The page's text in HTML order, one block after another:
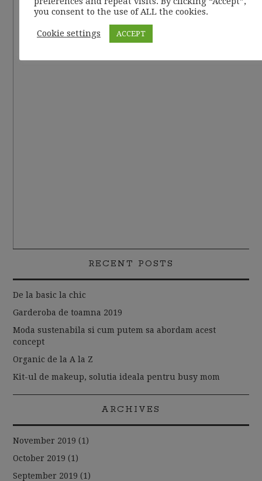
RECENT POSTS
De la basic la chic
Garderoba de toamna 2019
Moda sustenabila si cum putem sa abordam acest
concept
Organic de la A la Z
Kit-ul de makeup, solutia ideala pentru busy mom
ARCHIVES
November 2019 (1)
October 2019 (1)
September 2019 (1)
you consent to the use of ALL the cookies.
Cookie settings ACCEPT